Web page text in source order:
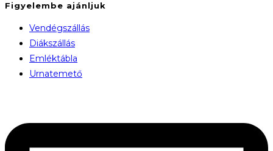
Figyelembe ajánljuk
Vendégszállás
Diákszállás
Emléktábla
Urnatemető